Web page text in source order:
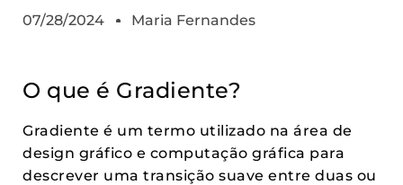
07/28/2024 Maria Fernandes
O que é Gradiente?
Gradiente é um termo utilizado na área de
design gráfico e computação gráfica para
descrever uma transição suave entre duas ou